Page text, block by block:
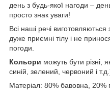
день з будь-якої нагоди –
просто знак уваги!
Всі наші речі виготовляються
дуже приємні тілу і не
погоди.
Кольори можуть бути різні,
синій, зелений, червоний і
Матеріал: 80% бавовна, 20%